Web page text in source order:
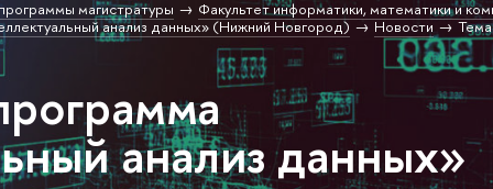
магистратуры
Факультет информатики, математики и
анализ данных» (Нижний Новгород)
Новости Тема
анализ данных»